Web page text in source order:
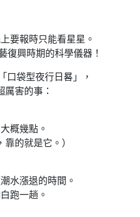
要報時只能看星星。
興時期的科學儀器！
口袋型夜行日晷」，
害的事：
概幾點。
靠的就是它。）
水漲退的時間。
跑一趟。